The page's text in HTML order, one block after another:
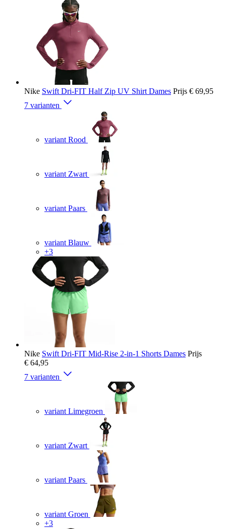
Nike Swift Dri-FIT Half Zip UV Shirt Dames Prijs € 69,95
7 varianten
variant Rood
variant Zwart
variant Paars
variant Blauw
+3
Nike Swift Dri-FIT Mid-Rise 2-in-1 Shorts Dames Prijs
€ 64,95
7 varianten
variant Limegroen
variant Zwart
variant Paars
variant Groen
+3